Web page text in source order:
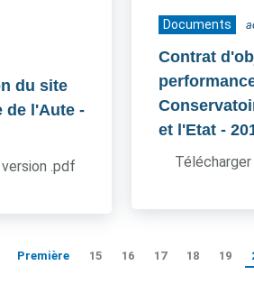
du site
de l'Aute -
.pdf
Documents
Contrat
et l'Etat -
Première 15 16 17 18 19